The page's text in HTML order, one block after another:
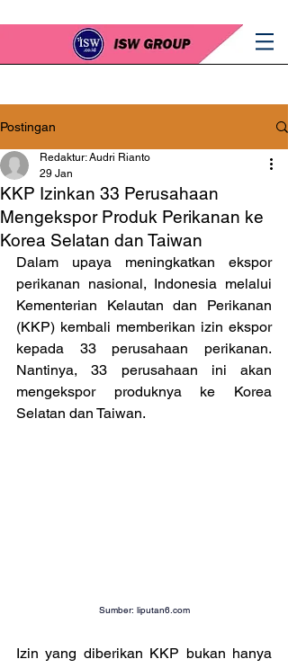
Postingan
KKP Izinkan 33 Perusahaan
Mengekspor Produk Perikanan ke
Korea Selatan dan Taiwan
Redaktur: Audri Rianto
29 Jan
Dalam upaya meningkatkan ekspor
perikanan nasional, Indonesia melalui
Kementerian Kelautan dan Perikanan
(KKP) kembali memberikan izin ekspor
kepada 33 perusahaan perikanan.
Nantinya, 33 perusahaan ini akan
mengekspor produknya ke Korea
Selatan dan Taiwan.
Sumber: liputan6.com
Izin yang diberikan KKP bukan hanya